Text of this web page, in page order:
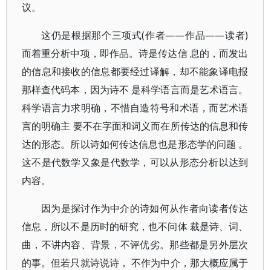
议。
这仍是根据那个三项式(作者——作品——读者)
而着重分析中项，即作品。诗是传达信 息的，而发出
的信息和接收的信息都要经过译解，却不能象译电报
那样查代码本，因为诗不 是科学语言而是艺术语言。
科学语言力求明确，不惜自造符号和术语，而艺术语
言的明确主 要不在字面和词义而在所传达的信息和传
达的形态。所以诗如何传达信息也是形态学的问题 。
这不是代数学又象是代数学，可以从形态分析以达到
内容。
因为是探讨作为中介的诗如何从作者向读者传达
信息，所以不是历时的研究，也不问体 裁是诗、词、
曲，不讲内容、背景，不评优劣。那些都是另外层次
的事。但若只就诗说诗， 不作为中介，那大概应属于